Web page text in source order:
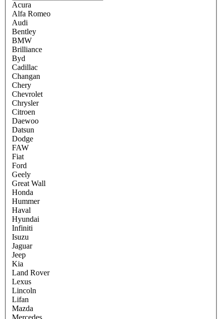
Acura
Alfa Romeo
Audi
Bentley
BMW
Brilliance
Byd
Cadillac
Changan
Chery
Chevrolet
Chrysler
Citroen
Daewoo
Datsun
Dodge
FAW
Fiat
Ford
Geely
Great Wall
Honda
Hummer
Haval
Hyundai
Infiniti
Isuzu
Jaguar
Jeep
Kia
Land Rover
Lexus
Lincoln
Lifan
Mazda
Mercedes